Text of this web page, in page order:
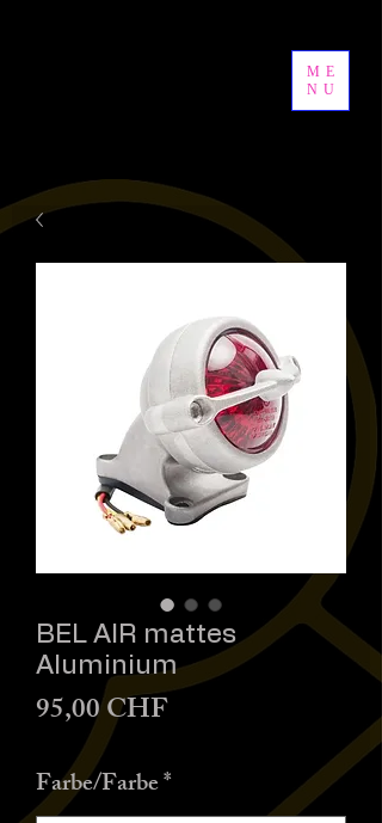
ME
NU
BEL AIR mattes
Aluminium
95,00 CHFPreis
Farbe/Farbe*